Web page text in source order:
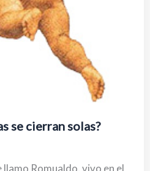
se cierran solas?
Romualdo, vivo en el